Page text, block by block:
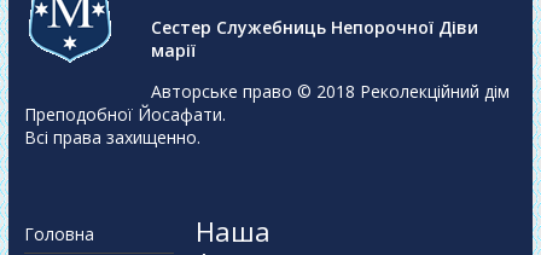
Сестер Служебниць Непорочної Діви
марії
Авторське право © 2018 Реколекційний дім
Преподобної Йосафати.
Всі права захищенно.
Головна
Наша